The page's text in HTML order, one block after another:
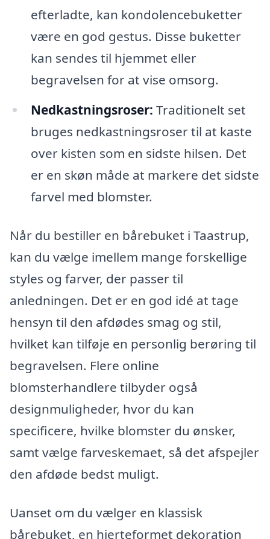
efterladte, kan kondolencebuketter
være en god gestus. Disse buketter
kan sendes til hjemmet eller
begravelsen for at vise omsorg.
Nedkastningsroser: Traditionelt set
bruges nedkastningsroser til at kaste
over kisten som en sidste hilsen. Det
er en skøn måde at markere det sidste
farvel med blomster.
Når du bestiller en bårebuket i Taastrup,
kan du vælge imellem mange forskellige
styles og farver, der passer til
anledningen. Det er en god idé at tage
hensyn til den afdødes smag og stil,
hvilket kan tilføje en personlig berøring til
begravelsen. Flere online
blomsterhandlere tilbyder også
designmuligheder, hvor du kan
specificere, hvilke blomster du ønsker,
samt vælge farveskemaet, så det afspejler
den afdøde bedst muligt.
Uanset om du vælger en klassisk
bårebuket, en hjerteformet dekoration